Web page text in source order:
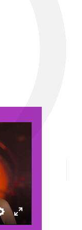
Settings
Enter